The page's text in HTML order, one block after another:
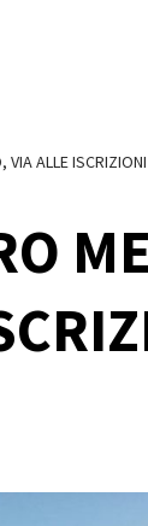
VIA ALLE ISCRIZIONI